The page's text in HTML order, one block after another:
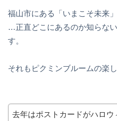
福山市にある「いまこそ未来
…正直どこにあるのか知らな
す。
それもピクミンブルームの楽し
去年はポストカードがハロウ